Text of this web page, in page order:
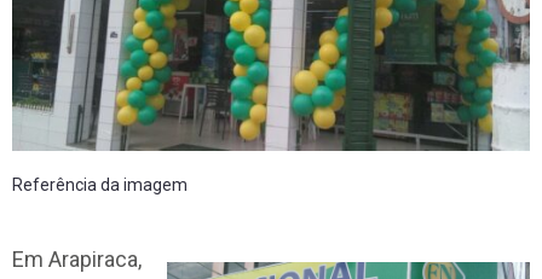
Referência da imagem
Em Arapiraca,